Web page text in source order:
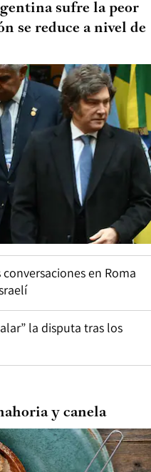
sufre la peor
se reduce a nivel de
en Roma
la disputa tras los
y canela